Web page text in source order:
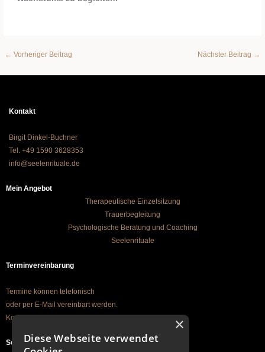
← Vorheriger Beitrag Nächster Beitrag →
Kontakt
Birgit Dinkel-Buchner
Tel. +49 1590 3628353
info@seelenrituale.de
Mein Angebot
Therapeutische Einzelsitzung
Trauerbegleitung
Psychologische Beratung und Coaching
Seelenrituale
Terminvereinbarung
Termine können telefonisch
oder per E-Mail vereinbart werden.
Kontakt per Mail
Seelenrituale
×
Diese Webseite verwendet